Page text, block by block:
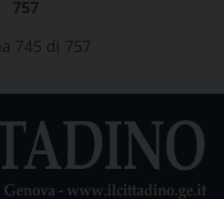
757
745 di 757